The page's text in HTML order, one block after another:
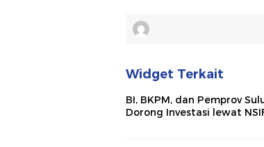
Widget Terkait
BI, BKPM, dan Pemprov
Dorong Investasi lewat